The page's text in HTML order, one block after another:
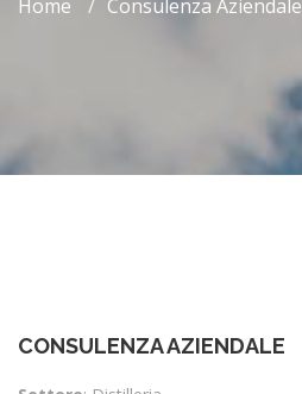
Home / Consulenza Aziendale
CONSULENZA AZIENDALE